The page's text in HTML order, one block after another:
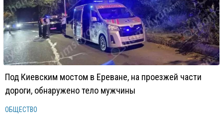
Под Киевским мостом в Ереване, на проезжей части
дороги, обнаружено тело мужчины
ОБЩЕСТВО